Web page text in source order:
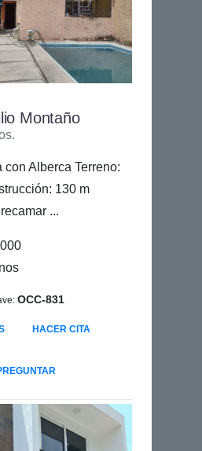
Montaño
con Alberca Terreno:
130 m
...
OCC-831
HACER CITA